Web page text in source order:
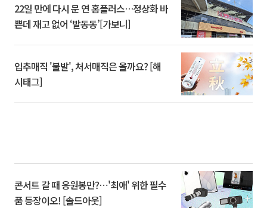
22일 만에 다시 문 연 홈플러스…정상화 바
쁜데 재고 없어 ‘발동동’[가보니]
입추매직 '불발', 처서매직은 올까요? [해
시태그]
콘서트 갈 때 응원봉만?⋯'최애' 위한 필수
품 등장이오! [솔드아웃]